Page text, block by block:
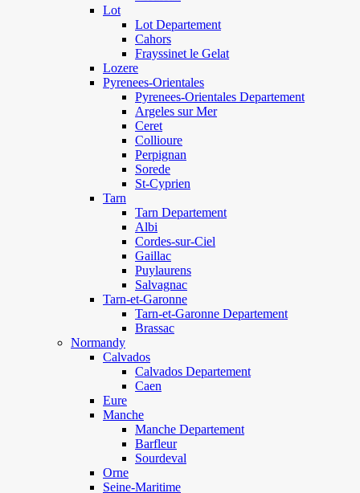
Lot
Lot Departement
Cahors
Frayssinet le Gelat
Lozere
Pyrenees-Orientales
Pyrenees-Orientales Departement
Argeles sur Mer
Ceret
Collioure
Perpignan
Sorede
St-Cyprien
Tarn
Tarn Departement
Albi
Cordes-sur-Ciel
Gaillac
Puylaurens
Salvagnac
Tarn-et-Garonne
Tarn-et-Garonne Departement
Brassac
Normandy
Calvados
Calvados Departement
Caen
Eure
Manche
Manche Departement
Barfleur
Sourdeval
Orne
Seine-Maritime